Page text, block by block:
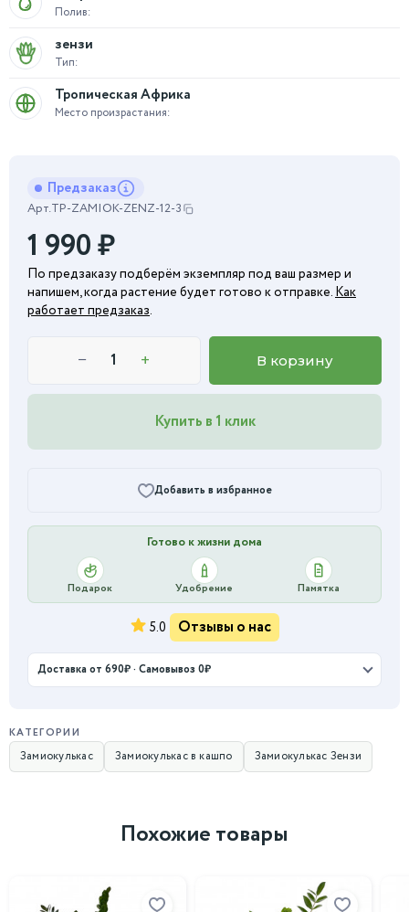
Полив:
Тип:
зензи
Место произрастания:
Тропическая Африка
Предзаказ
Арт.TP-ZAMIOK-ZENZ-12-3
1 990₽
По предзаказу подберём экземпляр под ваш размер и
напишем, когда растение будет готово к отправке.Как
работает предзаказ.
− + В корзину
Купить в 1 клик
Добавить в избранное
Готово к жизни дома
Подарок Удобрение Памятка
5.0 Отзывы о нас
Доставка от 690₽ · Самовывоз 0₽
КАТЕГОРИИ
Замиокулькас Замиокулькас в кашпо Замиокулькас Зензи
Похожие товары